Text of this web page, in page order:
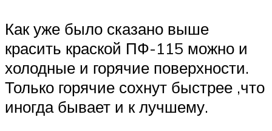
Как уже было сказано выше
красить краской ПФ-115 можно и
холодные и горячие поверхности.
Только горячие сохнут быстрее ,что
иногда бывает и к лучшему.